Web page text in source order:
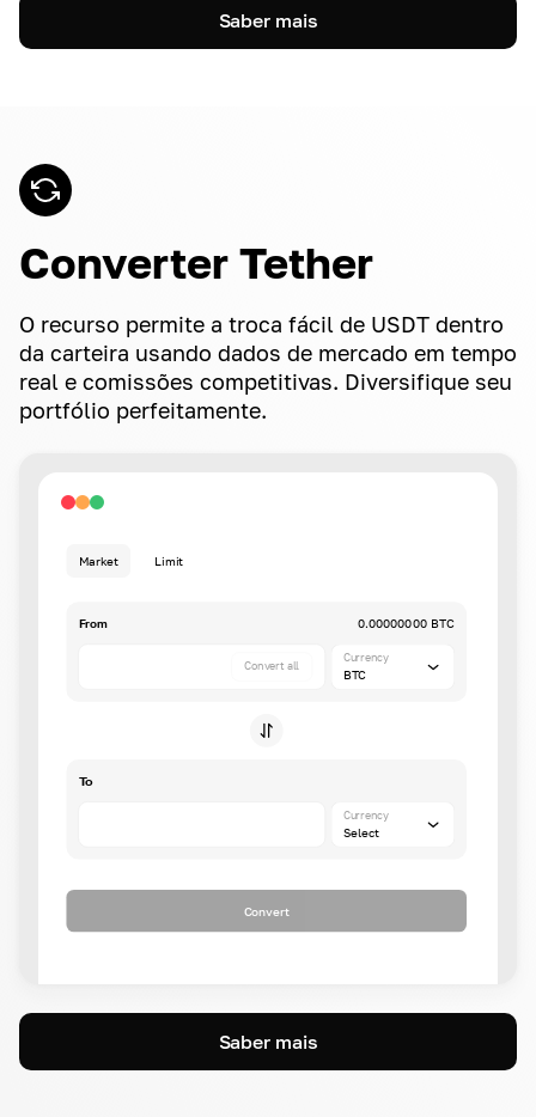
Saber mais
Converter Tether
O recurso permite a troca fácil de USDT dentro
da carteira usando dados de mercado em tempo
real e comissões competitivas. Diversifique seu
portfólio perfeitamente.
Market Limit
From 0.00000000 BTC
Convert all
Currency
BTC
To
Currency
Select
Convert
Saber mais